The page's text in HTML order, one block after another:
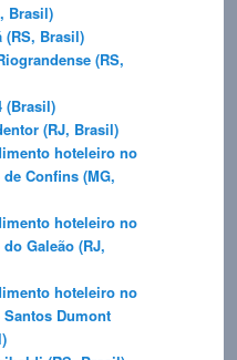
Brasil)
(RS, Brasil)
(RS,
(Brasil)
(RJ, Brasil)
hoteleiro no
Confins (MG,
hoteleiro no
Galeão (RJ,
hoteleiro no
Dumont